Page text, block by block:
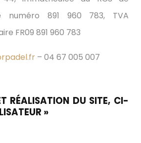
numéro 891 960 783, TVA
FR09 891 960 783
– 04 67 005 007
RÉALISATION DU SITE, CI-
»